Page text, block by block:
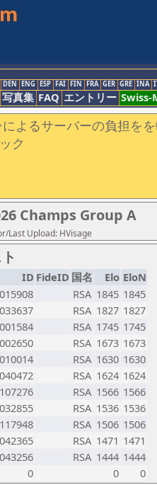
DEN ENG ESP FAI FIN FRA GER GRE INA
写真集 FAQ エントリー
よるサーバーの負担を
ク
Champs Group A
Last Upload: HVisage
ID FideID 国名 Elo EloN
RSA 1845 1845
RSA 1827 1827
RSA 1745 1745
RSA 1673 1673
RSA 1630 1630
RSA 1624 1624
RSA 1566 1566
RSA 1536 1536
RSA 1506 1506
RSA 1471 1471
RSA 1444 1444
0 0 0